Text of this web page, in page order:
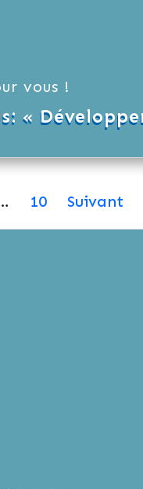
vous !
«
10 Suivant